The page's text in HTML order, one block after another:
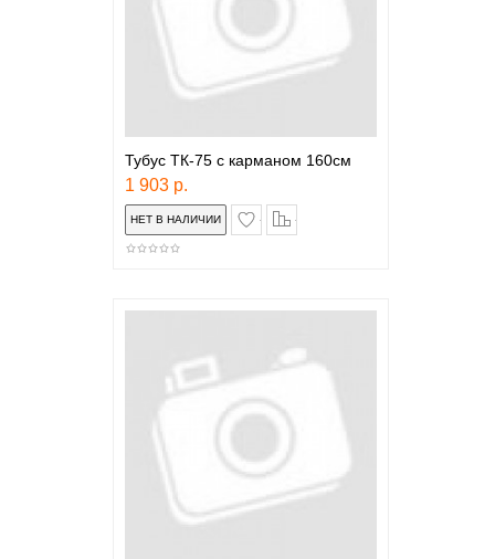
Тубус ТК-75 с карманом 160см
1 903 р.
в закладки